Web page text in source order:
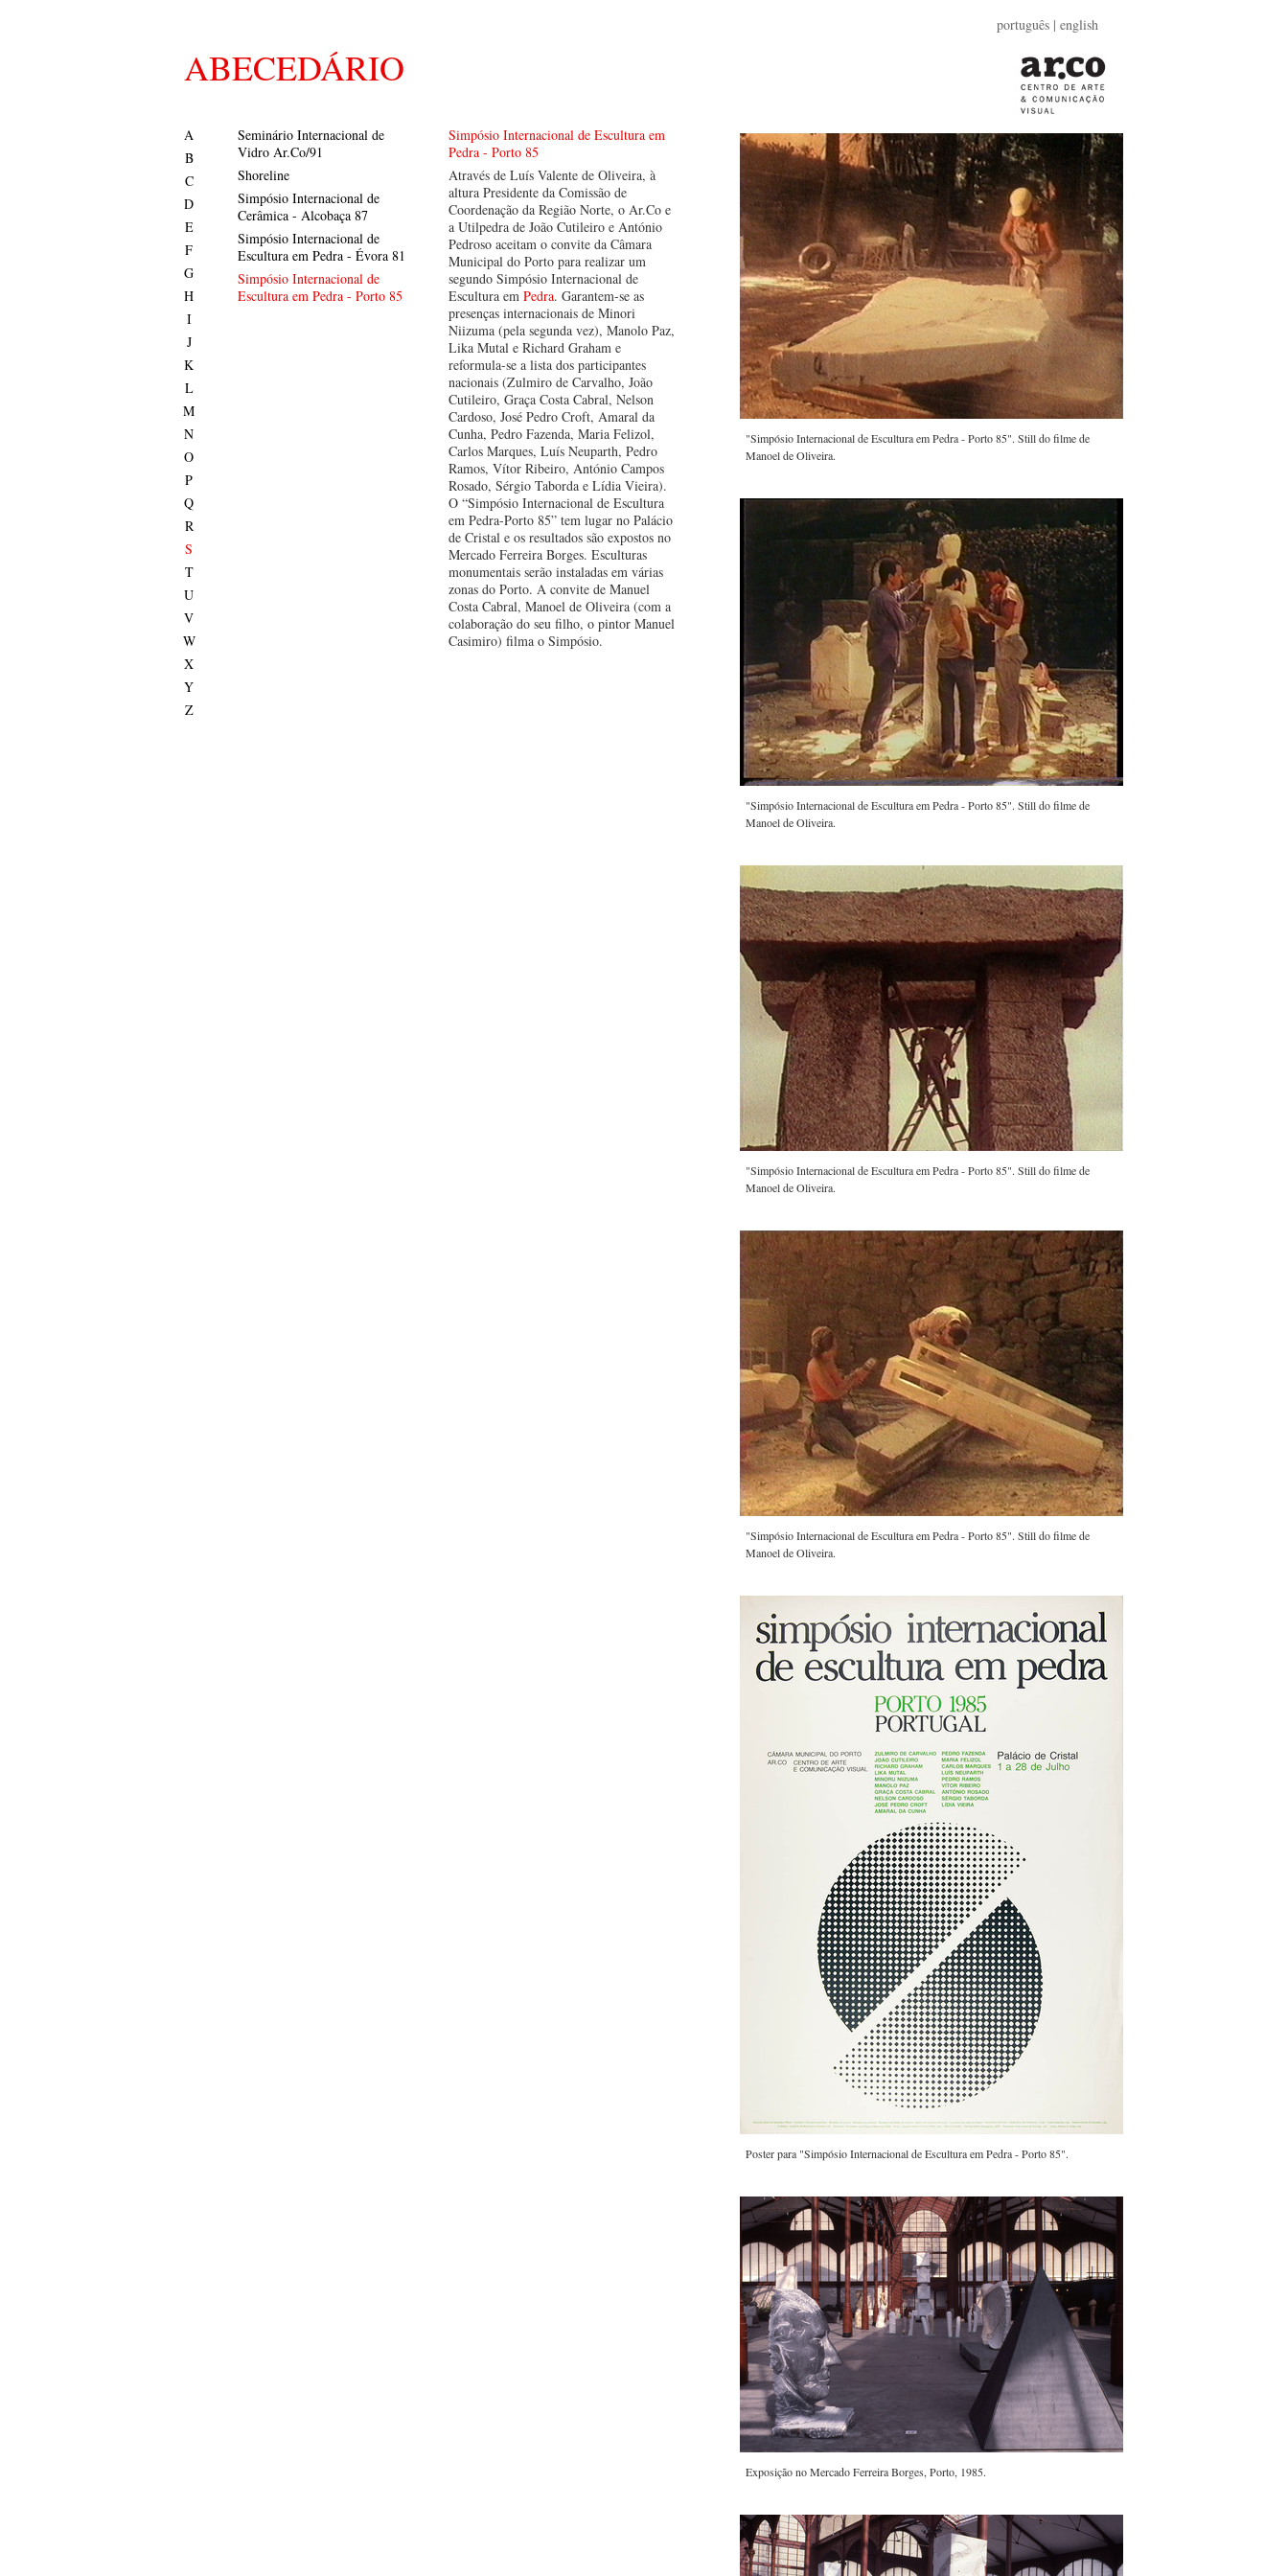
ABECEDÁRIO
português | english
A
B
C
D
E
F
G
H
I
J
K
L
M
N
O
P
Q
R
S
T
U
V
W
X
Y
Z
Seminário Internacional de
Vidro Ar.Co/91
Shoreline
Simpósio Internacional de
Cerâmica - Alcobaça 87
Simpósio Internacional de
Escultura em Pedra - Évora 81
Simpósio Internacional de
Escultura em Pedra - Porto 85
Simpósio Internacional de Escultura em
Pedra - Porto 85
Através de Luís Valente de Oliveira, à
altura Presidente da Comissão de
Coordenação da Região Norte, o Ar.Co e
a Utilpedra de João Cutileiro e António
Pedroso aceitam o convite da Câmara
Municipal do Porto para realizar um
segundo Simpósio Internacional de
Escultura em Pedra. Garantem-se as
presenças internacionais de Minori
Niizuma (pela segunda vez), Manolo Paz,
Lika Mutal e Richard Graham e
reformula-se a lista dos participantes
nacionais (Zulmiro de Carvalho, João
Cutileiro, Graça Costa Cabral, Nelson
Cardoso, José Pedro Croft, Amaral da
Cunha, Pedro Fazenda, Maria Felizol,
Carlos Marques, Luís Neuparth, Pedro
Ramos, Vítor Ribeiro, António Campos
Rosado, Sérgio Taborda e Lídia Vieira).
O “Simpósio Internacional de Escultura
em Pedra-Porto 85” tem lugar no Palácio
de Cristal e os resultados são expostos no
Mercado Ferreira Borges. Esculturas
monumentais serão instaladas em várias
zonas do Porto. A convite de Manuel
Costa Cabral, Manoel de Oliveira (com a
colaboração do seu filho, o pintor Manuel
Casimiro) filma o Simpósio.
"Simpósio Internacional de Escultura em Pedra - Porto 85". Still do filme de
Manoel de Oliveira.
"Simpósio Internacional de Escultura em Pedra - Porto 85". Still do filme de
Manoel de Oliveira.
"Simpósio Internacional de Escultura em Pedra - Porto 85". Still do filme de
Manoel de Oliveira.
"Simpósio Internacional de Escultura em Pedra - Porto 85". Still do filme de
Manoel de Oliveira.
Poster para "Simpósio Internacional de Escultura em Pedra - Porto 85".
Exposição no Mercado Ferreira Borges, Porto, 1985.